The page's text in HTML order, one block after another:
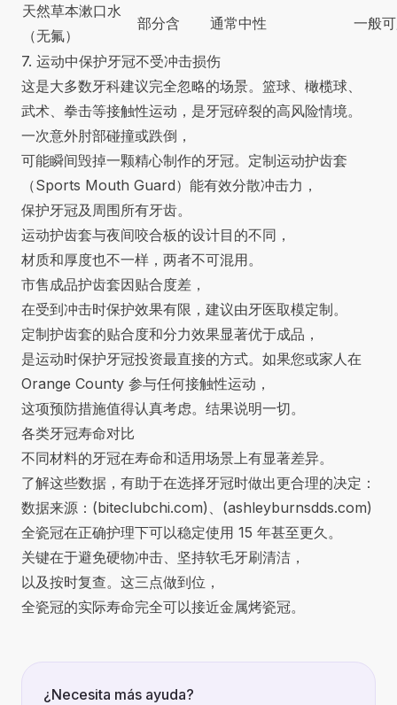
天然草本漱口水
（无氟）
部分含 通常中性 一般
7. 运动中保护牙冠不受冲击损伤
这是大多数牙科建议完全忽略的场景。篮球、橄榄球、
武术、拳击等接触性运动，是牙冠碎裂的高风险情境。
一次意外肘部碰撞或跌倒，
可能瞬间毁掉一颗精心制作的牙冠。定制运动护齿套
（Sports Mouth Guard）能有效分散冲击力，
保护牙冠及周围所有牙齿。
运动护齿套与夜间咬合板的设计目的不同，
材质和厚度也不一样，两者不可混用。
市售成品护齿套因贴合度差，
在受到冲击时保护效果有限，建议由牙医取模定制。
定制护齿套的贴合度和分力效果显著优于成品，
是运动时保护牙冠投资最直接的方式。如果您或家人在
Orange County 参与任何接触性运动，
这项预防措施值得认真考虑。结果说明一切。
各类牙冠寿命对比
不同材料的牙冠在寿命和适用场景上有显著差异。
了解这些数据，有助于在选择牙冠时做出更合理的决定：
数据来源：(biteclubchi.com)、(ashleyburnsdds.com)
全瓷冠在正确护理下可以稳定使用 15 年甚至更久。
关键在于避免硬物冲击、坚持软毛牙刷清洁，
以及按时复查。这三点做到位，
全瓷冠的实际寿命完全可以接近金属烤瓷冠。
¿Necesita más ayuda?